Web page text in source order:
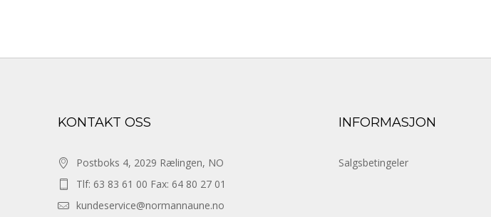
KONTAKT OSS
Postboks 4, 2029 Rælingen, NO
Tlf: 63 83 61 00 Fax: 64 80 27 01
kundeservice@normannaune.no
INFORMASJON
Salgsbetingeler